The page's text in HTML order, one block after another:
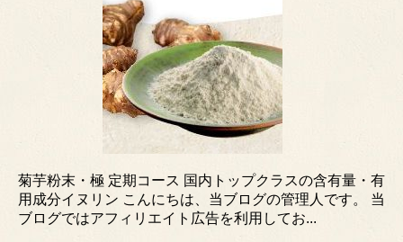
菊芋粉末・極 定期コース 国内トップクラスの含有量・有
用成分イヌリン こんにちは、当ブログの管理人です。 当
ブログではアフィリエイト広告を利用してお...